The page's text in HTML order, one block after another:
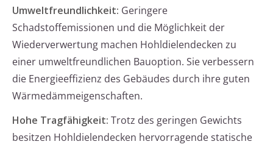
Umweltfreundlichkeit: Geringere
Schadstoffemissionen und die Möglichkeit der
Wiederverwertung machen Hohldielendecken zu
einer umweltfreundlichen Bauoption. Sie verbessern
die Energieeffizienz des Gebäudes durch ihre guten
Wärmedämmeigenschaften.
Hohe Tragfähigkeit: Trotz des geringen Gewichts
besitzen Hohldielendecken hervorragende statische